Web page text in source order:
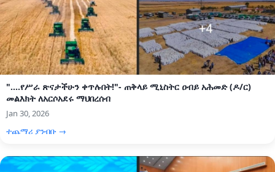
"....የሥራ ጽናታችሁን ቀጥሉበት!"- ጠቅላይ ሚኒስትር ዐብይ አሕመድ (ዶ/ር)
መልእክት ለአርሶአደሩ ማህበረሰብ
Jan 30, 2026
ተጨማሪ ያንብቡ →